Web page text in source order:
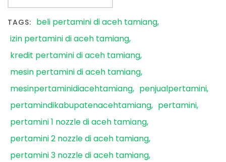
TAGS: beli pertamini di aceh tamiang
izin pertamini di aceh tamiang
kredit pertamini di aceh tamiang
mesin pertamini di aceh tamiang
mesinpertaminidiacehtamiang
penjualpertamini
pertamindikabupatenacehtamiang
pertamini
pertamini 1 nozzle di aceh tamiang
pertamini 2 nozzle di aceh tamiang
pertamini 3 nozzle di aceh tamiang